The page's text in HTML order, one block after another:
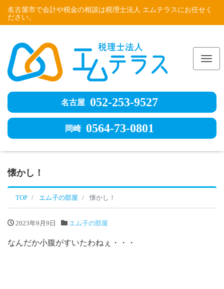
名古屋市で会計や税金の相談は税理士法人 エムテラスにお任せく
ださい。
名古屋 052-253-9527
岡崎 0564-73-0801
懐かし！
TOP エム子の部屋 懐かし！
2023年9月9日 エム子の部屋
なんだか小腹がすいたわねぇ・・・